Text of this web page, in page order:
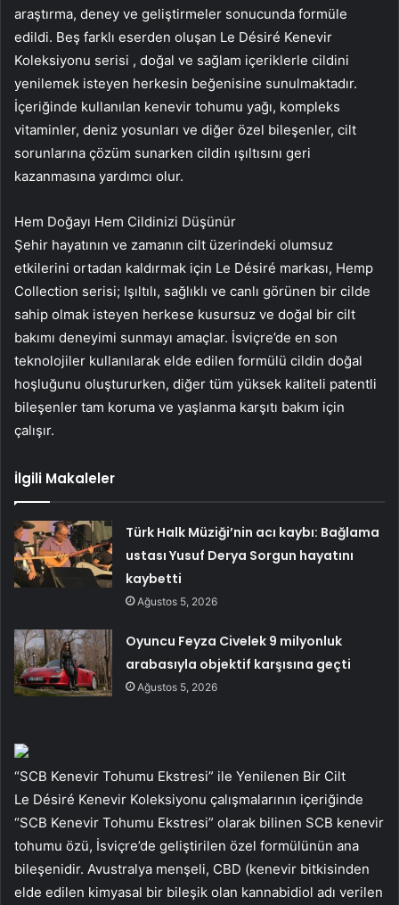
araştırma, deney ve geliştirmeler sonucunda formüle
edildi. Beş farklı eserden oluşan Le Désiré Kenevir
Koleksiyonu serisi , doğal ve sağlam içeriklerle cildini
yenilemek isteyen herkesin beğenisine sunulmaktadır.
İçeriğinde kullanılan kenevir tohumu yağı, kompleks
vitaminler, deniz yosunları ve diğer özel bileşenler, cilt
sorunlarına çözüm sunarken cildin ışıltısını geri
kazanmasına yardımcı olur.
Hem Doğayı Hem Cildinizi Düşünür
Şehir hayatının ve zamanın cilt üzerindeki olumsuz
etkilerini ortadan kaldırmak için Le Désiré markası, Hemp
Collection serisi; Işıltılı, sağlıklı ve canlı görünen bir cilde
sahip olmak isteyen herkese kusursuz ve doğal bir cilt
bakımı deneyimi sunmayı amaçlar. İsviçre’de en son
teknolojiler kullanılarak elde edilen formülü cildin doğal
hoşluğunu oluştururken, diğer tüm yüksek kaliteli patentli
bileşenler tam koruma ve yaşlanma karşıtı bakım için
çalışır.
İlgili Makaleler
Türk Halk Müziği’nin acı kaybı: Bağlama
ustası Yusuf Derya Sorgun hayatını
kaybetti
Ağustos 5, 2026
Oyuncu Feyza Civelek 9 milyonluk
arabasıyla objektif karşısına geçti
Ağustos 5, 2026
“SCB Kenevir Tohumu Ekstresi” ile Yenilenen Bir Cilt
Le Désiré Kenevir Koleksiyonu çalışmalarının içeriğinde
“SCB Kenevir Tohumu Ekstresi” olarak bilinen SCB kenevir
tohumu özü, İsviçre’de geliştirilen özel formülünün ana
bileşenidir. Avustralya menşeli, CBD (kenevir bitkisinden
elde edilen kimyasal bir bileşik olan kannabidiol adı verilen